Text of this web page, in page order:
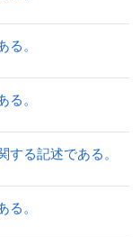
る。
る。
する記述である。
る。